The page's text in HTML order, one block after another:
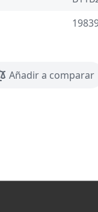
Añadir a comparar